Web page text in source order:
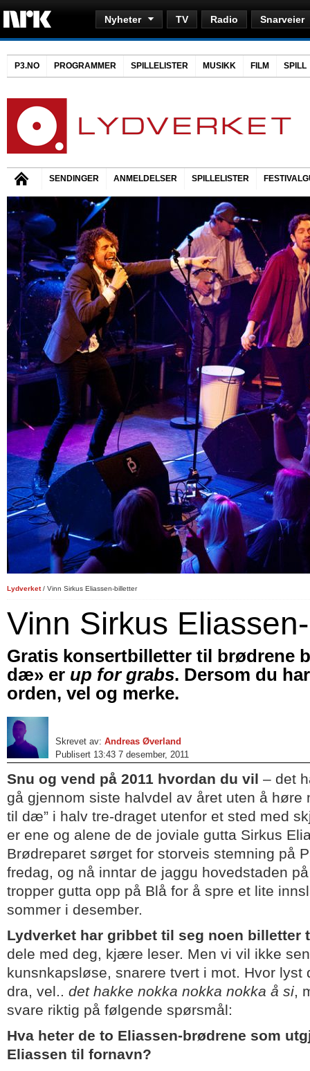
Nyheter TV Radio Snarveier
P3.NO PROGRAMMER SPILLELISTER MUSIKK FILM SPILL
SENDINGER ANMELDELSER SPILLELISTER
Lydverket/ Vinn Sirkus Eliassen-billetter
Vinn Sirkus
Gratis konsertbilletter til brødrene
dæ» er up for grabs. Dersom du
orden, vel og merke.
Skrevet av: Andreas Øverland
Publisert 13:43 7 desember, 2011
Snu og vend på 2011 hvordan du vil – det
gå gjennom siste halvdel av året uten å høre
til dæ” i halv tre-draget utenfor et sted med
er ene og alene de de joviale gutta Sirkus
Brødreparet sørget for storveis stemning på
fredag, og nå inntar de jaggu hovedstaden
tropper gutta opp på Blå for å spre et lite
sommer i desember.
Lydverket har gribbet til seg noen billetter
dele med deg, kjære leser. Men vi vil ikke
kunsnkapsløse, snarere tvert i mot. Hvor lyst
dra, vel.. det hakke nokka nokka nokka å si,
svare riktig på følgende spørsmål:
Hva heter de to Eliassen-brødrene som
Eliassen til fornavn?